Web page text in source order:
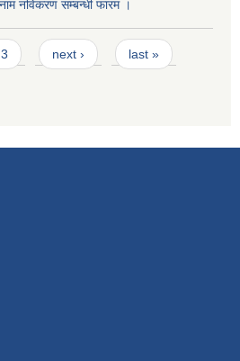
नाम नविकरण सम्बन्धी फारम ।
3 next › last »